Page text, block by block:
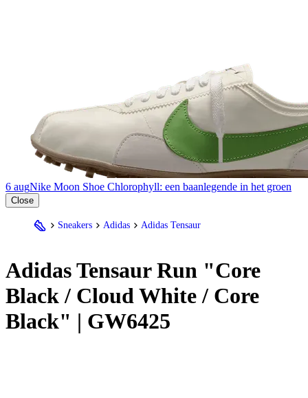
6 augNike Moon Shoe Chlorophyll: een baanlegende in het groen
Close
Sneakers Adidas Adidas Tensaur
AdidasTensaur Run "Core
Black / Cloud White / Core
Black" | GW6425